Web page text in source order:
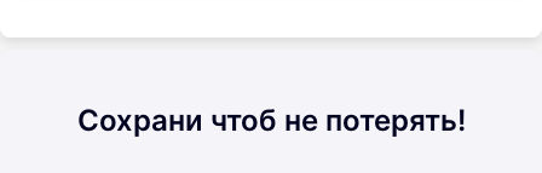
Сохрани чтоб не потерять!